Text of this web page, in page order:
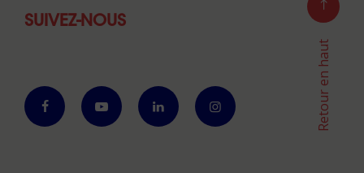
SUIVEZ-NOUS
Retour en haut